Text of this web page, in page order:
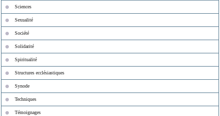
Sciences
Sexualité
Société
Solidarité
Spiritualité
Structures ecclésiastiques
Synode
Techniques
Témoignages